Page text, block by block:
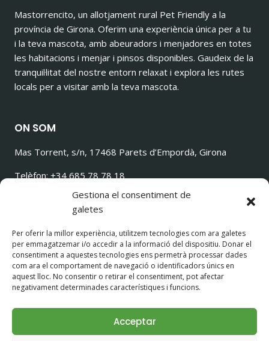
Gestiona el consentiment de
galetes
Per oferir la millor experiència, utilitzem tecnologies com ara galetes
per emmagatzemar i/o accedir a la informació del dispositiu. Donar el
consentiment a aquestes tecnologies ens permetrà processar dades
com ara el comportament de navegació o identificadors únics en
aquest lloc. No consentir o retirar el consentiment, pot afectar
negativament determinades característiques i funcions.
Acceptar
Mastorrencito, un allotjament rural Pet Friendly a la
província de Girona. Oferim una experiència única per a tu
i la teva mascota, amb abeuradors i menjadores en totes
les habitacions i menjar i pinsos disponibles. Gaudeix de la
tranquil·litat del nostre entorn relaxat i explora les rutes
locals per a visitar amb la teva mascota.
ON SOM
Mas Torrent, s/n, 17468 Parets d’Empordà, Girona
Telèfon: +34 685 78 78 18
ilovetorrencito@gmail.com
SEGUEIX-NOS!
© 2026 Casa Rural con Perros Girona - Mastorrencito